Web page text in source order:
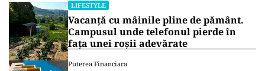
LIFESTYLE
Vacanță cu mâinile pline de pământ.
Campusul unde telefonul pierde în
fața unei roșii adevărate
Puterea Financiara